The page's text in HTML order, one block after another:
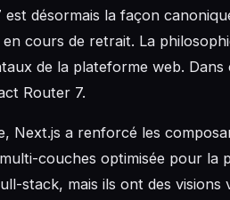
est désormais la façon
en cours de retrait. La
de la plateforme web.
Router 7.
Next.js a renforcé les
couches optimisée pour la
stack, mais ils ont des